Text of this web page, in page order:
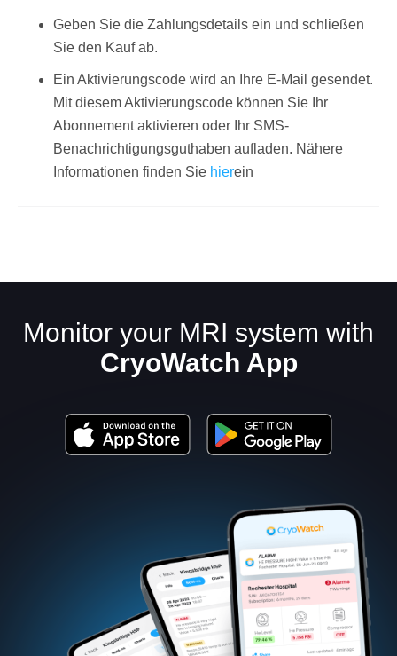
Geben Sie die Zahlungsdetails ein und schließen
Sie den Kauf ab.
Ein Aktivierungscode wird an Ihre E-Mail gesendet.
Mit diesem Aktivierungscode können Sie Ihr
Abonnement aktivieren oder Ihr SMS-
Benachrichtigungsguthaben aufladen. Nähere
Informationen finden Sie hierein
Monitor your MRI system with
CryoWatch App